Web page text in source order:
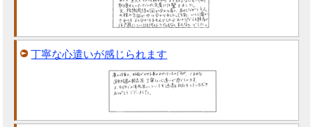
丁寧な心遣いが感じられます